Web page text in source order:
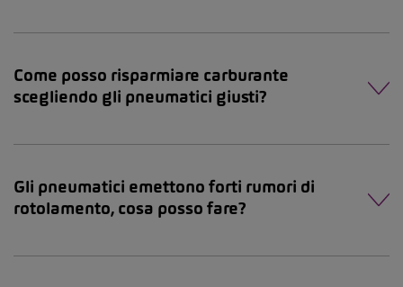
Come posso risparmiare carburante
scegliendo gli pneumatici giusti?
Gli pneumatici emettono forti rumori di
rotolamento, cosa posso fare?